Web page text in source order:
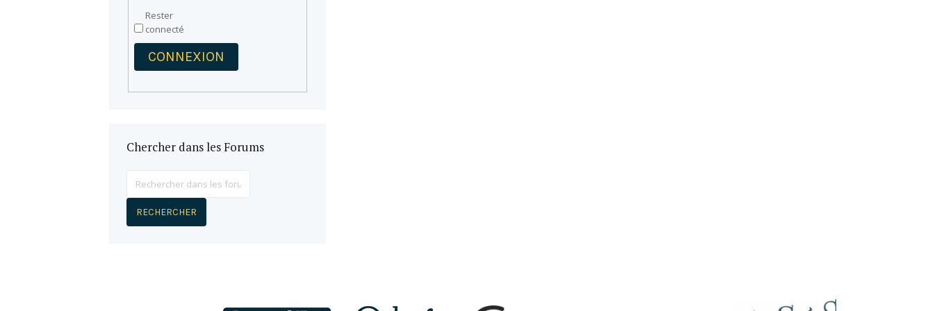
Rester
connecté
CONNEXION
Chercher dans les Forums